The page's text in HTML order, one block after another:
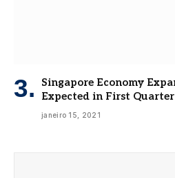
Singapore Economy
Expected in First Quarter
janeiro 15, 2021